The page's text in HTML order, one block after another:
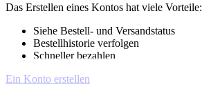
Das Erstellen eines Kontos hat viele Vorteile:
Siehe Bestell- und Versandstatus
Bestellhistorie verfolgen
Schneller bezahlen
Ein Konto erstellen